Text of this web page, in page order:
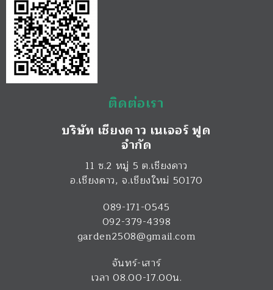
ติดต่อเรา
บริษัท เชียงดาว เนเจอร์ ฟูด
จำกัด
11 ซ.2 หมู่ 5 ต.เชียงดาว
อ.เชียงดาว, จ.เชียงใหม่ 50170
089-171-0545
092-379-4398
garden2508@gmail.com
จันทร์-เสาร์
เวลา 08.00-17.00น.